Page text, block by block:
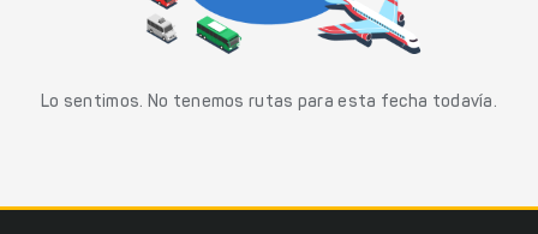
Lo sentimos. No tenemos rutas para esta fecha todavía.